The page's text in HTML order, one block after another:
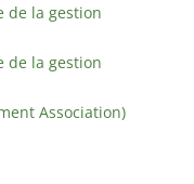
de la gestion
de la gestion
Association)